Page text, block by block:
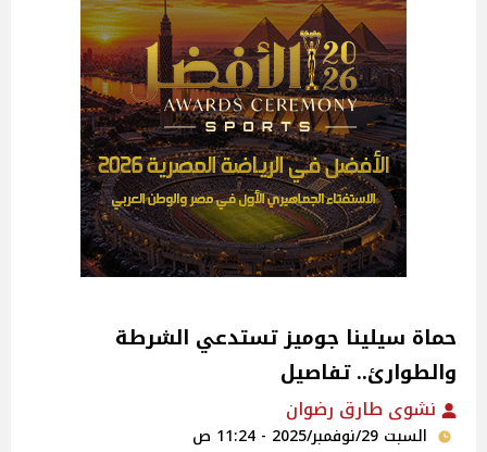
حماة سيلينا جوميز تستدعي الشرطة
والطوارئ.. تفاصيل
نشوى طارق رضوان
السبت 29/نوفمبر/2025 - 11:24 ص